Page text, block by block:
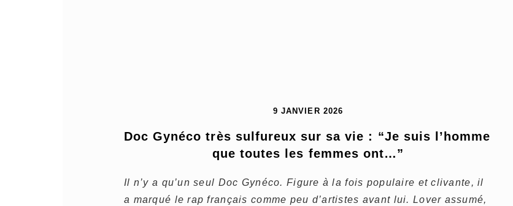
9 JANVIER 2026
Doc Gynéco très sulfureux sur sa vie : “Je suis l’homme
que toutes les femmes ont…”
Il n’y a qu’un seul Doc Gynéco. Figure à la fois populaire et clivante, il
a marqué le rap français comme peu d’artistes avant lui. Lover assumé,